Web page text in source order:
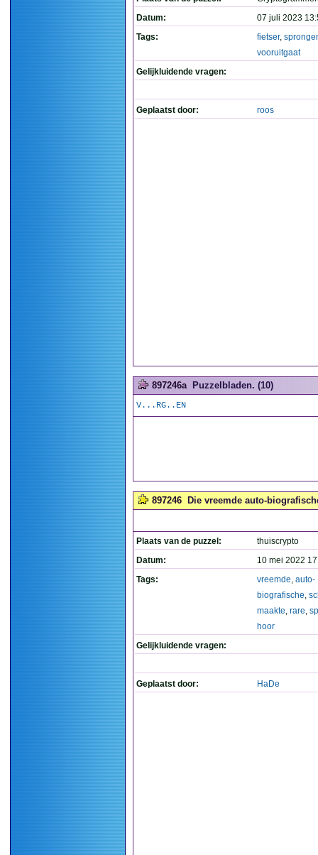
Datum:
07 juli 2023
Tags:
fietser,
vooruitgaat
Gelijkluidende vragen:
Geplaatst door: roos
897246a Puzzelbladen. (10)
V...RG..EN
897246 Die vreemde auto-
Plaats van de puzzel:
thuiscrypto
Datum:
10 mei 2022
Tags:
vreemde, auto-
biografische,
maakte, rare,
hoor
Gelijkluidende vragen:
Geplaatst door: HaDe